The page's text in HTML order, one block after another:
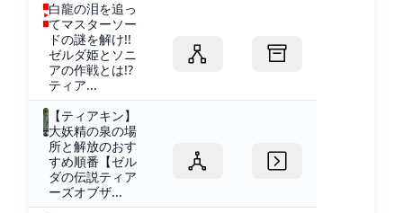
白龍の泪を追っ
てマスターソー
ドの謎を解け!!
ゼルダ姫とソニ
アの作戦とは!?
ティア...
【ティアキン】
大妖精の泉の場
所と解放のおす
すめ順番【ゼル
ダの伝説ティア
ーズオブザ...